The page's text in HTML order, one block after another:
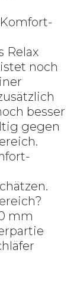
Relax
noch
besser
gegen
mm